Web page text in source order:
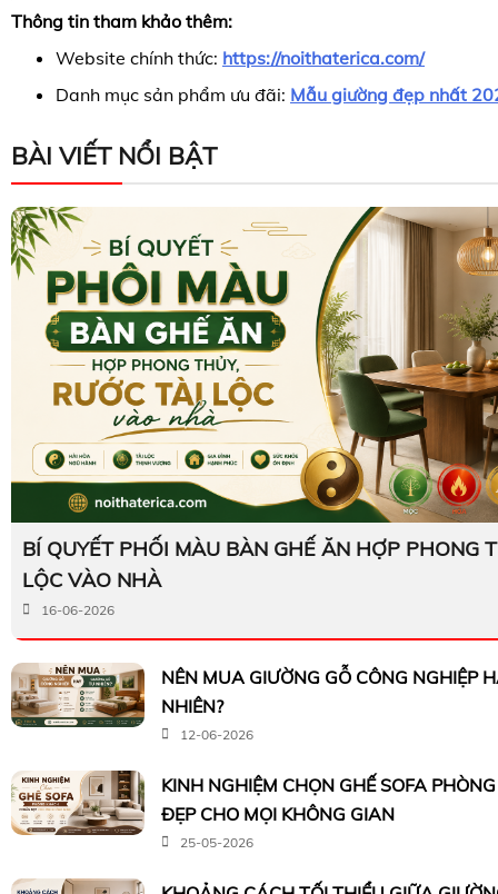
Thông tin tham khảo thêm:
Website chính thức: https://noithaterica.com/
Danh mục sản phẩm ưu đãi: Mẫu giường đẹp nhất
BÀI VIẾT NỔI BẬT
BÍ QUYẾT PHỐI MÀU BÀN GHẾ ĂN HỢP PHONG
LỘC VÀO NHÀ
16-06-2026
NÊN MUA GIƯỜNG GỖ CÔNG NGHIỆP
NHIÊN?
12-06-2026
KINH NGHIỆM CHỌN GHẾ SOFA
ĐẸP CHO MỌI KHÔNG GIAN
25-05-2026